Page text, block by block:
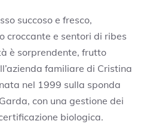
succoso e fresco,
e sentori di ribes
è sorprendente, frutto
familiare di Cristina
nel 1999 sulla sponda
con una gestione dei
biologica.